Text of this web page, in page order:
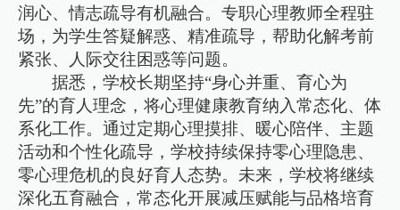
润心、情志疏导有机融合。专职心理教师全程驻
场，为学生答疑解惑、精准疏导，帮助化解考前
紧张、人际交往困惑等问题。
据悉，学校长期坚持“身心并重、育心为
先”的育人理念，将心理健康教育纳入常态化、体
系化工作。通过定期心理摸排、暖心陪伴、主题
活动和个性化疏导，学校持续保持零心理隐患、
零心理危机的良好育人态势。未来，学校将继续
深化五育融合，常态化开展减压赋能与品格培育